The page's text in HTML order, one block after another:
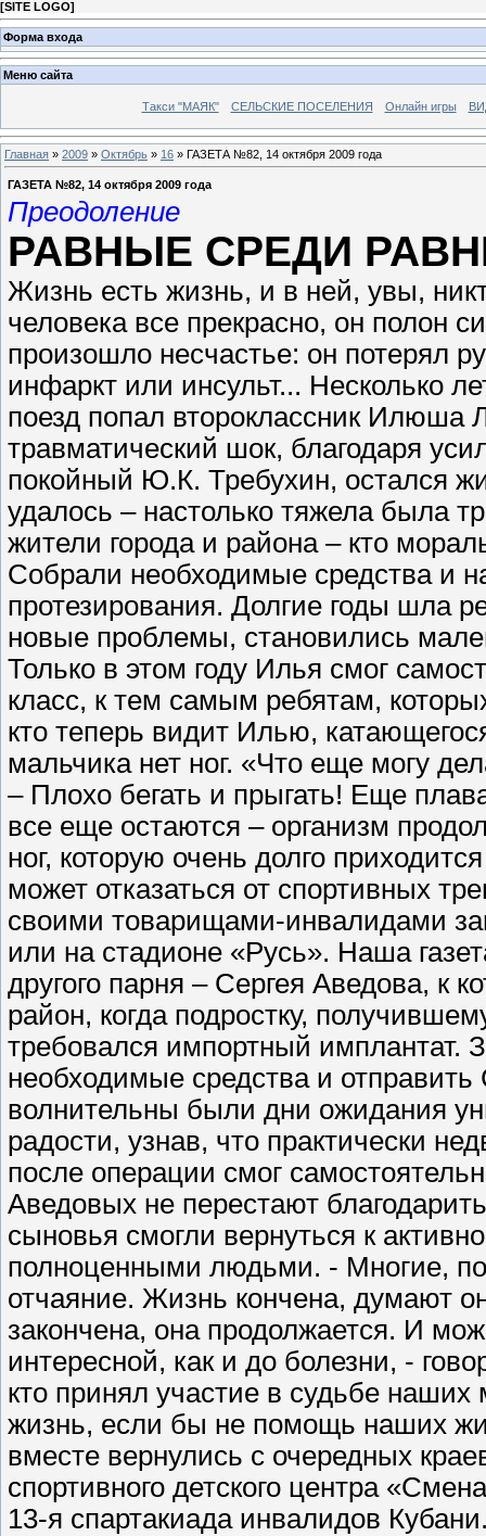
[SITE LOGO]
Форма входа
Меню сайта
Такси "МАЯК" СЕЛЬСКИЕ ПОСЕЛЕНИЯ Онлайн игры
Главная » 2009 » Октябрь » 16 » ГАЗЕТА №82, 14 октября 2009 года
ГАЗЕТА №82, 14 октября 2009 года
Преодоление
РАВНЫЕ СРЕДИ
Жизнь есть жизнь, и в ней, увы,
человека все прекрасно, он полон
произошло несчастье: он потерял
инфаркт или инсульт... Несколько
поезд попал второклассник
травматический шок, благодаря
покойный Ю.К. Требухин, остался
удалось – настолько тяжела была
жители города и района – кто
Собрали необходимые средства и
протезирования. Долгие годы шла
новые проблемы, становились
Только в этом году Илья смог
класс, к тем самым ребятам,
кто теперь видит Илью,
мальчика нет ног. «Что еще могу
– Плохо бегать и прыгать! Еще
все еще остаются – организм
ног, которую очень долго
может отказаться от спортивных
своими товарищами-инвалидами
или на стадионе «Русь». Наша
другого парня – Сергея Аведова, к
район, когда подростку,
требовался импортный имплантат.
необходимые средства и
волнительны были дни ожидания
радости, узнав, что практически
после операции смог
Аведовых не перестают
сыновья смогли вернуться к
полноценными людьми. - Многие,
отчаяние. Жизнь кончена, думают
закончена, она продолжается. И
интересной, как и до болезни, -
кто принял участие в судьбе
жизнь, если бы не помощь наших
вместе вернулись с очередных
спортивного детского центра
13-я спартакиада инвалидов